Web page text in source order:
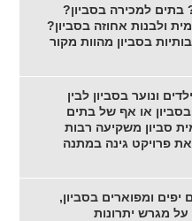
בתים למכירה בסביון?
ולבנות אחוזה בסביון?
בסביון מהוות מקור
ונוער בסביון לבין
או אף של בתים
סביון משקיעה רבות
פרויקט גינה במתנה
ומפוארים בסביון,
על מגרש יתרונות